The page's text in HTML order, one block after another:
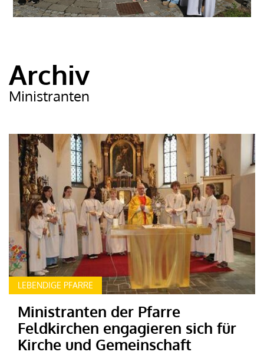
Archiv
Ministranten
LEBENDIGE PFARRE
Ministranten der Pfarre
Feldkirchen engagieren sich für
Kirche und Gemeinschaft